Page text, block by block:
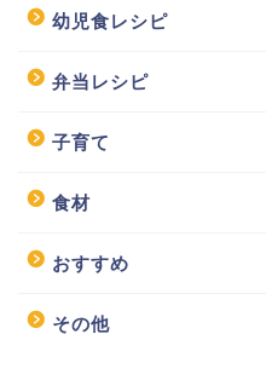
幼児食レシピ
弁当レシピ
子育て
食材
おすすめ
その他